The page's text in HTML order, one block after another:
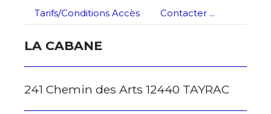
Tarifs/Conditions Accès Contacter ...
LA CABANE
241 Chemin des Arts 12440 TAYRAC